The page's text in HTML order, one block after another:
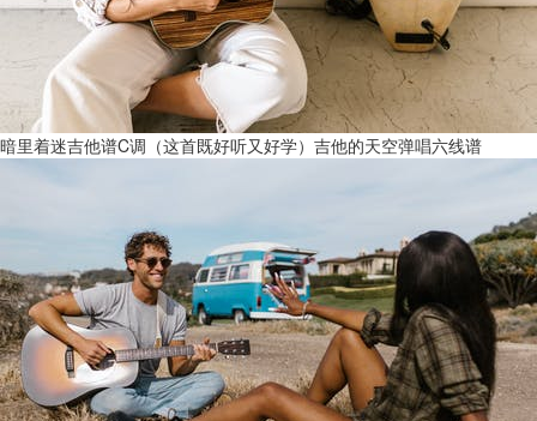
暗里着迷吉他谱C调（这首既好听又好学）吉他的天空弹唱六线谱